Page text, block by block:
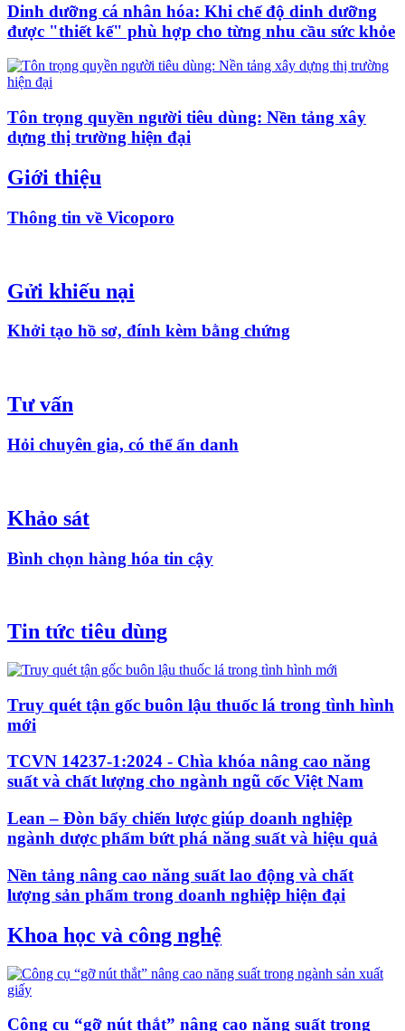
Dinh dưỡng cá nhân hóa: Khi chế độ dinh dưỡng
được "thiết kế" phù hợp cho từng nhu cầu sức khỏe
Tôn trọng quyền người tiêu dùng: Nền tảng xây
dựng thị trường hiện đại
Giới thiệu
Thông tin về Vicoporo
Gửi khiếu nại
Khởi tạo hồ sơ, đính kèm bằng chứng
Tư vấn
Hỏi chuyên gia, có thể ẩn danh
Khảo sát
Bình chọn hàng hóa tin cậy
Tin tức tiêu dùng
Truy quét tận gốc buôn lậu thuốc lá trong tình hình
mới
TCVN 14237-1:2024 - Chìa khóa nâng cao năng
suất và chất lượng cho ngành ngũ cốc Việt Nam
Lean – Đòn bẩy chiến lược giúp doanh nghiệp
ngành dược phẩm bứt phá năng suất và hiệu quả
Nền tảng nâng cao năng suất lao động và chất
lượng sản phẩm trong doanh nghiệp hiện đại
Khoa học và công nghệ
Công cụ “gỡ nút thắt” nâng cao năng suất trong